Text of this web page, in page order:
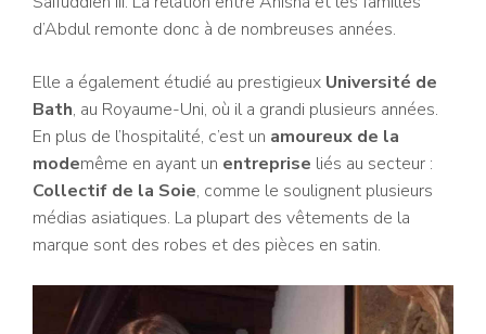
d’Abdul remonte donc à de nombreuses années.
Elle a également étudié au prestigieux Université de
Bath, au Royaume-Uni, où il a grandi plusieurs années.
En plus de l’hospitalité, c’est un amoureux de la
modemême en ayant un entreprise liés au secteur :
Collectif de la Soie, comme le soulignent plusieurs
médias asiatiques. La plupart des vêtements de la
marque sont des robes et des pièces en satin.